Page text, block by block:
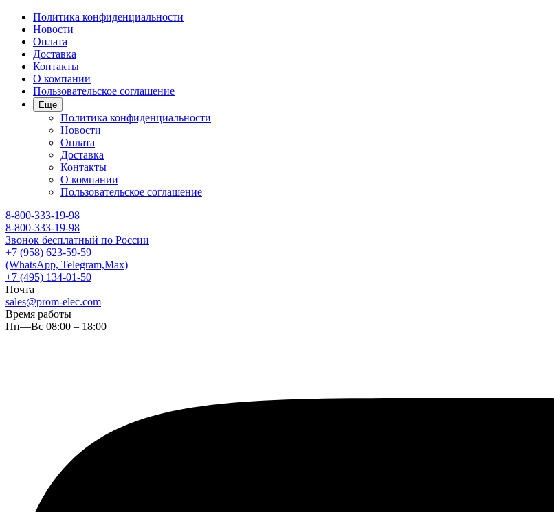
Политика конфиденциальности
Новости
Оплата
Доставка
Контакты
О компании
Пользовательское соглашение
Еще
Политика конфиденциальности
Новости
Оплата
Доставка
Контакты
О компании
Пользовательское соглашение
8-800-333-19-98
8-800-333-19-98
Звонок бесплатный по России
+7 (958) 623-59-59
(WhatsApp, Telegram,Max)
+7 (495) 134-01-50
Почта
sales@prom-elec.com
Время работы
Пн—Вс 08:00 – 18:00